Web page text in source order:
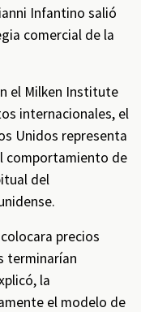
Infantino salió
comercial de la
el Milken Institute
internacionales, el
Unidos representa
comportamiento de
del
precios
terminarían
la
el modelo de